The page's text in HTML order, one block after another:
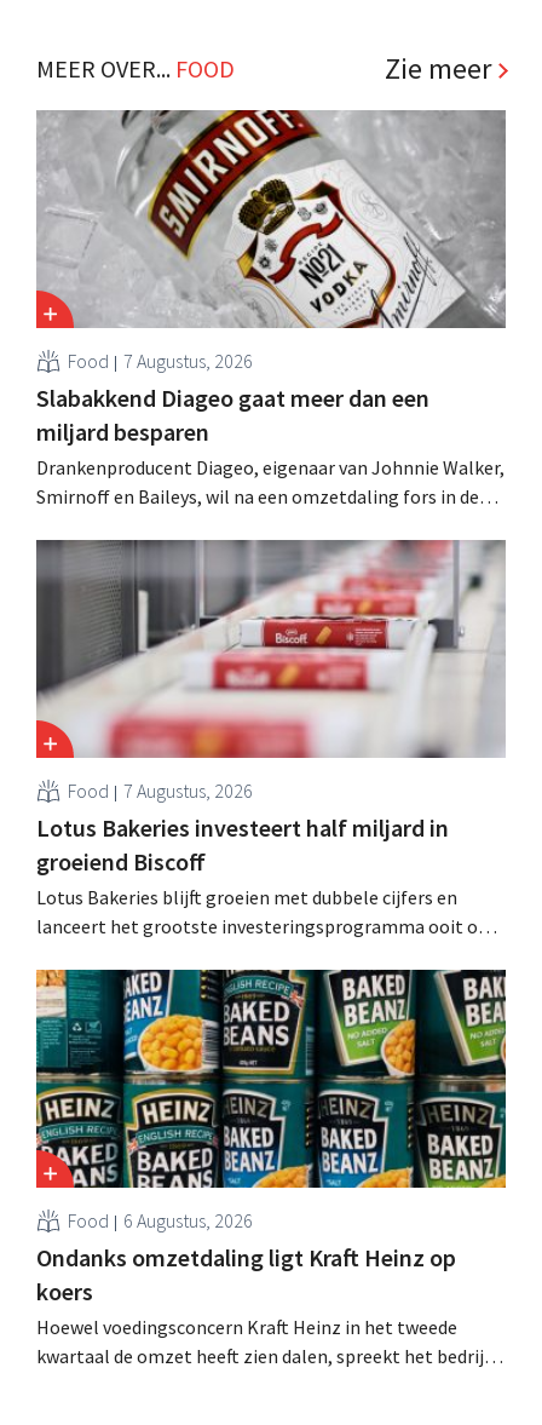
klanten. .
MEER OVER... FOOD Zie meer
Food 7 Augustus, 2026
Slabakkend Diageo gaat meer dan een
miljard besparen
Drankenproducent Diageo, eigenaar van Johnnie Walker,
Smirnoff en Baileys, wil na een omzetdaling fors in de
andere Guiness en voorgemixte cocktails.
Food 7 Augustus, 2026
Lotus Bakeries investeert half miljard in
groeiend Biscoff
Lotus Bakeries blijft groeien met dubbele cijfers en
lanceert het grootste investeringsprogramma ooit om
moeten dit momentum grijpen”.
Food 6 Augustus, 2026
Ondanks omzetdaling ligt Kraft Heinz op
koers
Hoewel voedingsconcern Kraft Heinz in het tweede
kwartaal de omzet heeft zien dalen, spreekt het bedrijf